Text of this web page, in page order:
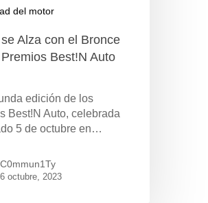
del motor
Alza con el Bronce
Best!N Auto
edición de los
Best!N Auto, celebrada
5 de octubre en…
C0mmun1Ty
6 octubre, 2023